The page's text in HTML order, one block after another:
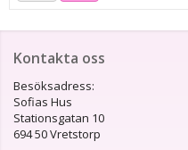
Kontakta oss
Besöksadress:
Sofias Hus
Stationsgatan 10
694 50 Vretstorp